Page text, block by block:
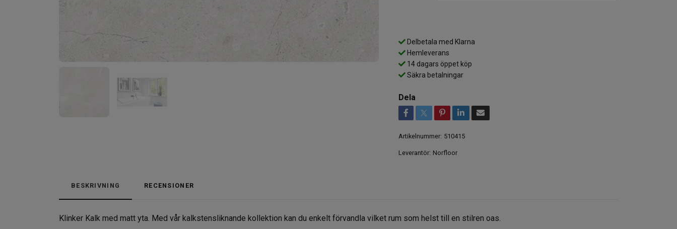
Delbetala med Klarna
Hemleverans
14 dagars öppet köp
Säkra betalningar
Dela
Artikelnummer: 510415
Leverantör: Norfloor
BESKRIVNING RECENSIONER
Klinker Kalk med matt yta. Med vår kalkstensliknande kollektion kan du enkelt förvandla vilket rum som helst till en stilren oas.